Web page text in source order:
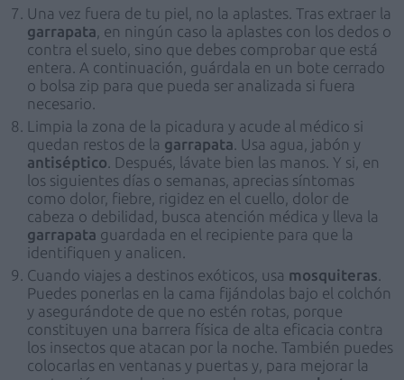
Una vez fuera de tu piel, no la aplastes. Tras extraer la
garrapata , en ningún caso la aplastes con los dedos o
contra el suelo, sino que debes comprobar que está
entera. A continuación, guárdala en un bote cerrado
o bolsa zip para que pueda ser analizada si fuera
necesario.
Limpia la zona de la picadura y acude al médico si
quedan restos de la garrapata . Usa agua, jabón y
antiséptico . Después, lávate bien las manos. Y si, en
los siguientes días o semanas, aprecias síntomas
como dolor, fiebre, rigidez en el cuello, dolor de
cabeza o debilidad, busca atención médica y lleva la
garrapata guardada en el recipiente para que la
identifiquen y analicen.
Cuando viajes a destinos exóticos, usa mosquiteras
Puedes ponerlas en la cama fijándolas bajo el colchón
y asegurándote de que no estén rotas, porque
constituyen una barrera física de alta eficacia contra
los insectos que atacan por la noche. También puedes
colocarlas en ventanas y puertas y, para mejorar la